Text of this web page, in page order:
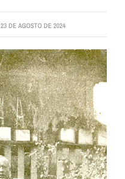
23 DE AGOSTO DE 2024